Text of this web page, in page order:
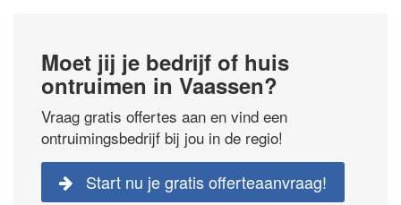
Moet jij je bedrijf of huis
ontruimen in Vaassen?
Vraag gratis offertes aan en vind een
ontruimingsbedrijf bij jou in de regio!
Start nu je gratis offerteaanvraag!